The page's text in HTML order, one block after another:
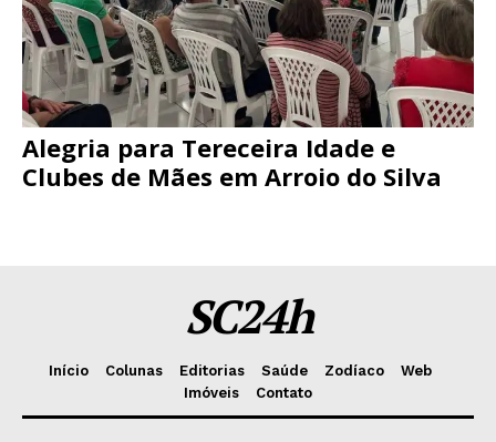
Alegria para Tereceira Idade e
Clubes de Mães em Arroio do Silva
SC24h
Início Colunas Editorias Saúde Zodíaco
Web
Imóveis
Contato